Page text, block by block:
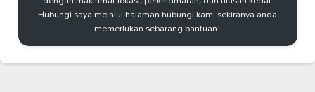
Hubungi saya melalui halaman hubungi kami sekiranya anda
memerlukan sebarang bantuan!